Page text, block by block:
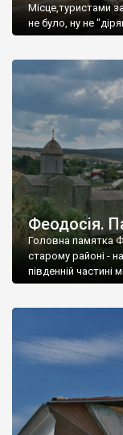
Місце,туристами
не було, ну не
Феодосія.
Головна памятка
старому районі -
південній частині